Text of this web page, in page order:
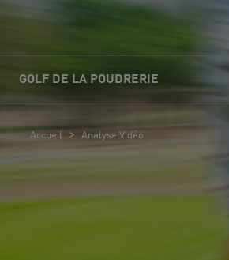
GOLF DE LA POUDRERIE
Accueil > Analyse Vidéo